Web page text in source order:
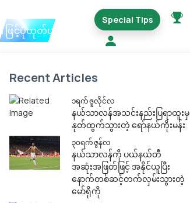
Ai ဖြင့်ပုံထုတ်ယူမည်
Special Tips
Recent Articles
၁ရက် ဇူလိုင်လ
နယ်သာလန်အသင်းနည်းပြရာထူးမှ
နုတ်ထွက်သွားတဲ့ ရော်နယ်ကိုးမန်း
၃၀ရက် ဇွန်လ
နယ်သာလန်ကို ပယ်နယ်တီ
အဆုံးအဖြတ်ဖြင့် အနိုင်ယူပြီး
နောက်တစ်ဆင့်တက်လှမ်းသွားတဲ့
မော်ရိုကို